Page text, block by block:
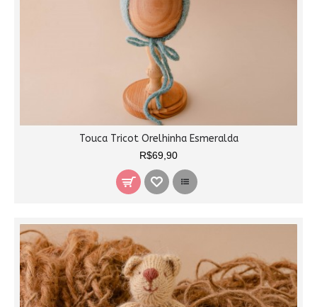
Touca Tricot Orelhinha Esmeralda
R$69,90